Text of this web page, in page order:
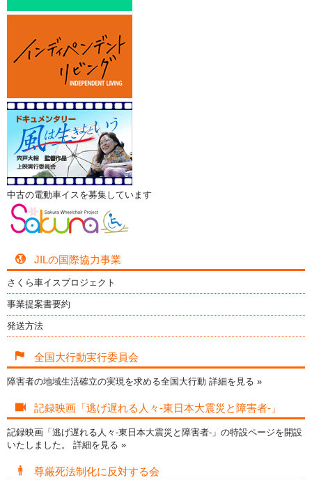
中古の電動車イスを募集しています
JILの国際協力事業
さくら車イスプロジェクト
事業提案書要約
発送方法
全国大行動実行委員会
障害者の地域生活確立の実現を求める全国大行動 詳細を見る »
記録映画「逃げ遅れる人々-東日本大震災と障害者-」
記録映画「逃げ遅れる人々-東日本大震災と障害者-」の特設ページを開設
いたしました。 詳細を見る »
尊厳死法制化に反対する会